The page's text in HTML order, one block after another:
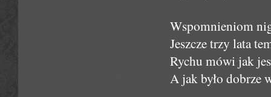
Wspomnieniom
Jeszcze trzy lata
Rychu mówi jak
A jak było dobrze